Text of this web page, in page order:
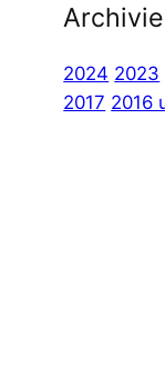
2024 2023
2017 2016